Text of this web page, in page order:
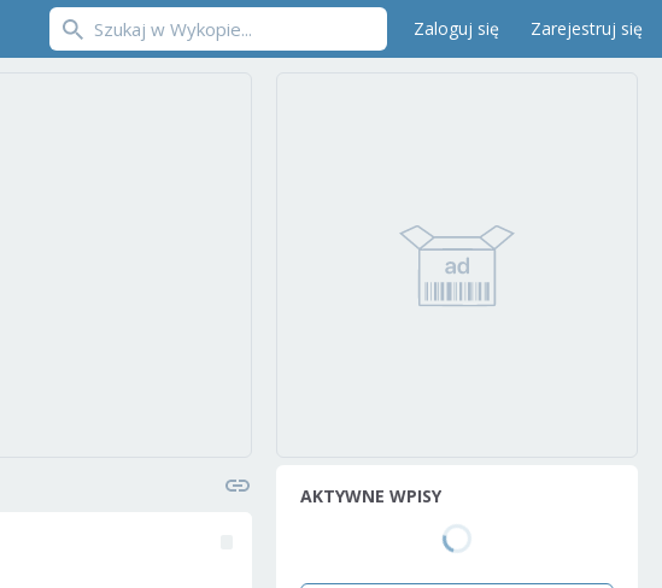
Zaloguj się Zarejestruj się
AKTYWNE WPISY